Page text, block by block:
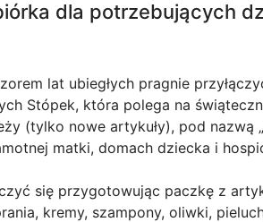
dla potrzebujących
lat ubiegłych pragnie
Stópek, która polega na
(tylko nowe artykuły), pod nazwą
matki, domach dziecka i
się przygotowując paczkę z
kremy, szampony, oliwki,